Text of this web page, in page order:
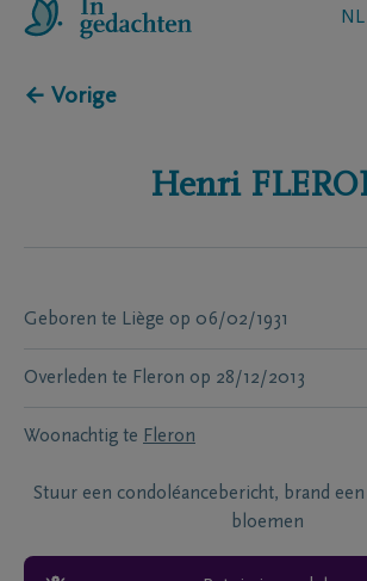
NL
← Vorige
Henri
Geboren te Liège op 06/02/1931
Overleden te Fleron op 28/12/2013
Woonachtig te Fleron
Stuur een condoléancebericht, brand een
bloemen